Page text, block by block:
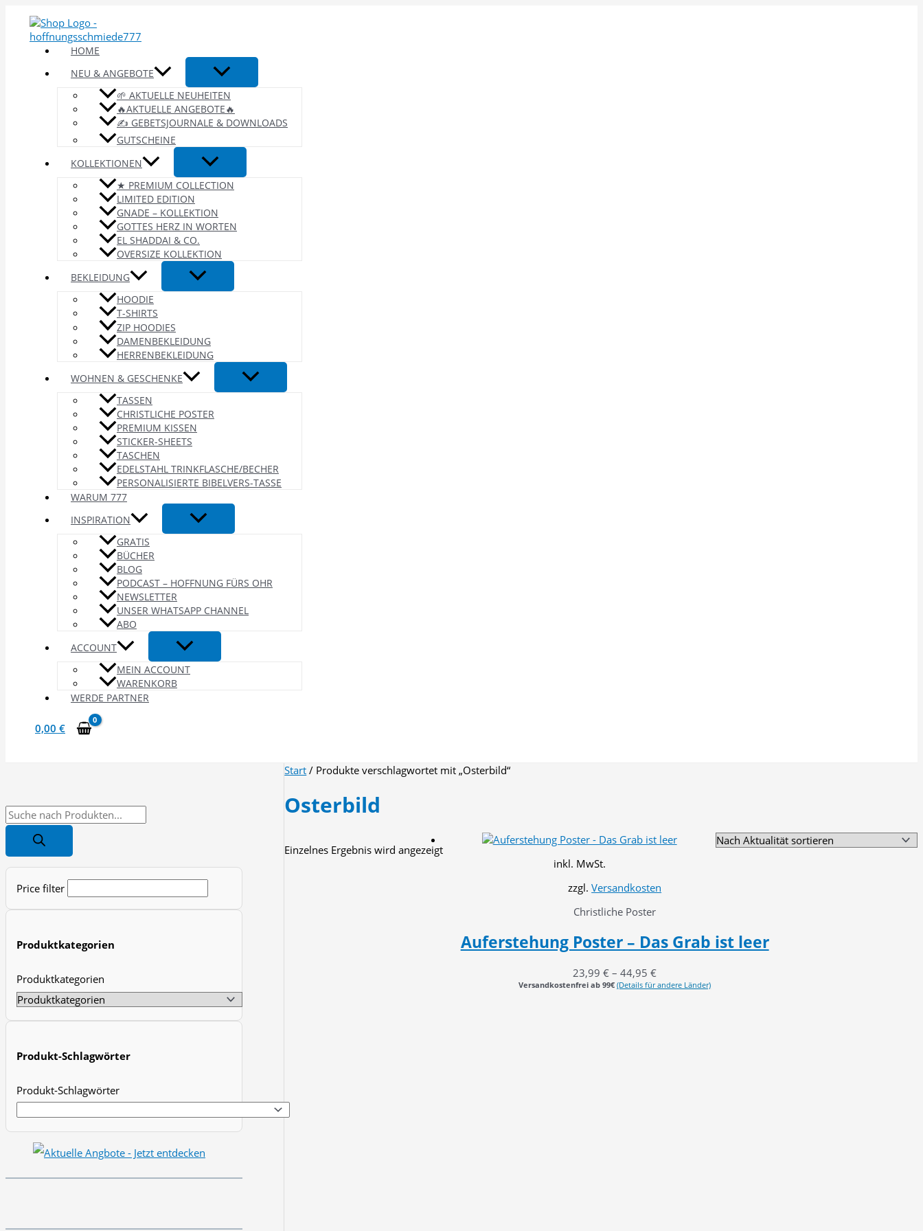
Inhalt
springen
HOME
NEU & ANGEBOTE
🌱 AKTUELLE NEUHEITEN
🔥AKTUELLE ANGEBOTE🔥
✍️ GEBETSJOURNALE & DOWNLOADS
GUTSCHEINE
KOLLEKTIONEN
★ PREMIUM COLLECTION
LIMITED EDITION
GNADE – KOLLEKTION
GOTTES HERZ IN WORTEN
EL SHADDAI & CO.
OVERSIZE KOLLEKTION
BEKLEIDUNG
HOODIE
T-SHIRTS
ZIP HOODIES
DAMENBEKLEIDUNG
HERRENBEKLEIDUNG
WOHNEN & GESCHENKE
TASSEN
CHRISTLICHE POSTER
PREMIUM KISSEN
STICKER-SHEETS
TASCHEN
EDELSTAHL TRINKFLASCHE/BECHER
PERSONALISIERTE BIBELVERS-TASSE
WARUM 777
INSPIRATION
GRATIS
BÜCHER
BLOG
PODCAST – HOFFNUNG FÜRS OHR
NEWSLETTER
UNSER WHATSAPP CHANNEL
ABO
ACCOUNT
MEIN ACCOUNT
WARENKORB
WERDE PARTNER
0,00 €
P
o
c
a
Price filter
Produktkategorien
Produktkategorien
Produkt-Schlagwörter
Produkt-Schlagwörter
Start / Produkte verschlagwortet mit „Osterbild“
Osterbild
Einzelnes Ergebnis wird angezeigt
inkl. MwSt.
zzgl.Versandkosten
Christliche Poster
Auferstehung Poster – Das Grab ist leer
23,99€ –44,95€
Versandkostenfrei ab 99€ (Details für andere Länder)